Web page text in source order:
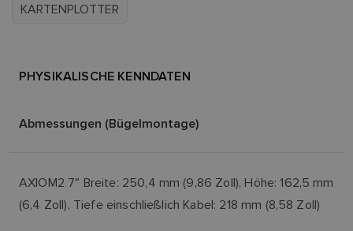
KARTENPLOTTER
PHYSIKALISCHE KENNDATEN
Abmessungen (Bügelmontage)
AXIOM2 7" Breite: 250,4 mm (9,86 Zoll), Höhe: 162,5 mm
(6,4 Zoll), Tiefe einschließlich Kabel: 218 mm (8,58 Zoll)